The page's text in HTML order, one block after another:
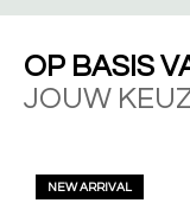
OP BASIS
JOUW
NEW ARRIVAL